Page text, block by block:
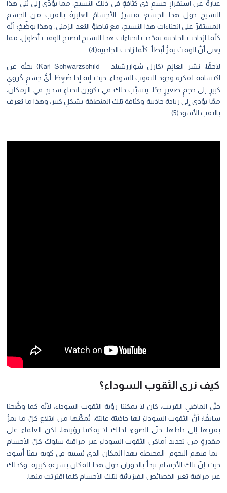
عن استقرارِ جسمٍ ذي كثافةٍ في ذلك النسيج؛ مما يؤدِّي إلى ثَني هذا
حول هذا الجسم؛ فتسيرُ الأجسامُ العابرةُ بالقرب من الجسم
على انحناءات هذا النسيج، مع تباطؤ البُعد الزمني. وهذا يوضِّحُ؛ أنّه
ازدادت الجاذبية تمدّدت انحناءات هذا النسيج ليصبح الوقت أطول، مما
أنَّ الوقتَ يمرُّ أبطأ كلّما زادت الجاذبية(4).
لاحقًا، نشر العالِم (كارل شوارزشيلد – Karl Schwarzschild) بحثَه عن
لفكرة وجود الثقوب السوداء، حيث إنه إذا ضُغِطَ أيُّ جسمٍ كُرويٍ
إلى حجمٍ صغيرٍ جدًا، يتسبَّب ذلك في تكوين انحناءٍ شديدٍ في الزمكان،
يؤدي إلى زيادة جاذبية وكثافة تلك المنطقة بشكلٍ كبير، وهذا ما يُعرف
الأسود(5).
نرى الثقوب السوداء؟
الماضي القريب، كان لا يمكننا رؤية الثقوب السوداء، لأنّه كما وضَّحنا
أنَّ الثقوبَ السوداءَ لها جاذبيّة عاليّة، تُمكِّنها من ابتلاع كلِّ ما يمرُّ
إلى داخلها، حتّى الضوء؛ لذلك لا يمكننا رؤيتها، لكن العلماء على
من تحديد أماكن الثقوب السوداء عبر مراقبة سلوك كلِّ الأجسام
فيهم النجوم- المحيطة بهذا المكان الذي يُشتبه في كونه ثقبًا أسود؛
إنّ تلك الأجسام تبدأ بالدوران حول هذا المكان بسرعةٍ كبيرة. وكذلك
مراقبة تغير الخصائص الفيزيائية لتلك الأجسام كلما اقتربَت منها.